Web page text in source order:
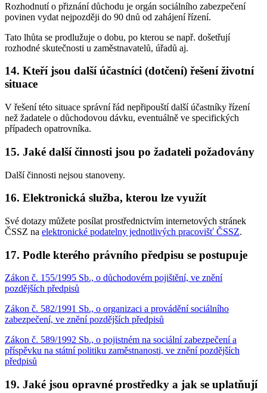
Rozhodnutí o přiznání důchodu je orgán sociálního zabezpečení
povinen vydat nejpozději do 90 dnů od zahájení řízení.
Tato lhůta se prodlužuje o dobu, po kterou se např. došetřují
rozhodné skutečnosti u zaměstnavatelů, úřadů aj.
14. Kteří jsou další účastníci (dotčení) řešení životní
situace
V řešení této situace správní řád nepřipouští další účastníky řízení
než žadatele o důchodovou dávku, eventuálně ve specifických
případech opatrovníka.
15. Jaké další činnosti jsou po žadateli požadovány
Další činnosti nejsou stanoveny.
16. Elektronická služba, kterou lze využít
Své dotazy můžete posílat prostřednictvím internetových stránek
ČSSZ na elektronické podatelny jednotlivých pracovišť ČSSZ.
17. Podle kterého právního předpisu se postupuje
Zákon č. 155/1995 Sb., o důchodovém pojištění, ve znění
pozdějších předpisů
Zákon č. 582/1991 Sb., o organizaci a provádění sociálního
zabezpečení, ve znění pozdějších předpisů
Zákon č. 589/1992 Sb., o pojistném na sociální zabezpečení a
příspěvku na státní politiku zaměstnanosti, ve znění pozdějších
předpisů
19. Jaké jsou opravné prostředky a jak se uplatňují